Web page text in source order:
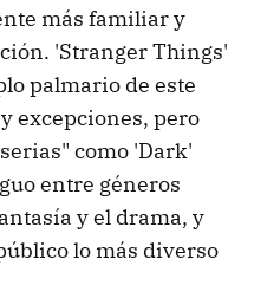
más familiar y
'Stranger Things'
palmario de este
excepciones, pero
como 'Dark'
entre géneros
y el drama, y
lo más diverso